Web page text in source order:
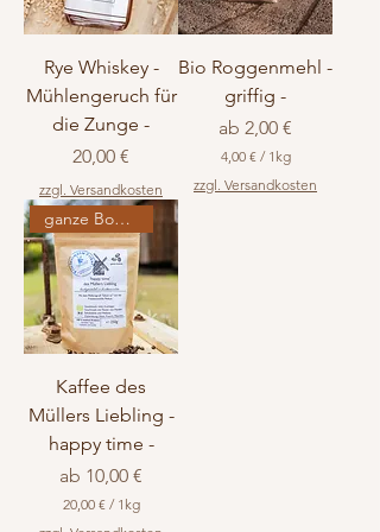
o
1
i
o
g
a
m
o
1
i
l
o
g
a
m
Rye Whiskey -
Mühlengeruch für
die Zunge -
Preis
20,00 €
zzgl. Versandkosten
Bio Roggenmehl -
griffig -
ab 2,00 €
Sale-Preis
4,00 € / 1kg
,
zzgl. Versandkosten
ganze Bohne
Kaffee des
Müllers Liebling -
happy time -
ab 10,00 €
Sale-Preis
20,00 € / 1kg